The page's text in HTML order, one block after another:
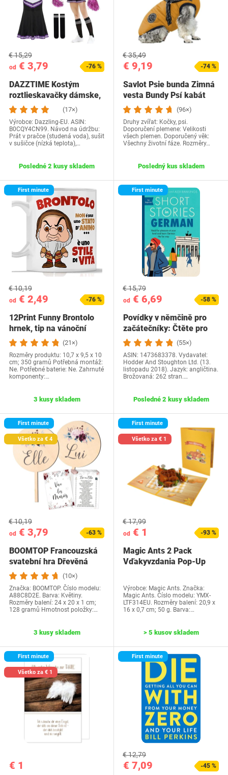
od € 3,79
€ 15,29
-76 %
DAZZTIME Kostým
roztlieskavačky dámske,
kostým…
(17×)
Výrobce: Dazzling-EU. ASIN:
B0CQY4CN99. Návod na údržbu:
Prát v pračce (studená voda), sušit
v sušičce (nízká teplota),…
Posledné 2 kusy skladem
€ 9,19
€ 35,49
-74 %
Savlot Psie bunda Zimná
vesta Bundy Psí kabát
Psí sveter…
(96×)
Druhy zvířat: Kočky, psi.
Doporučení plemene: Velikosti
všech plemen. Doporučený věk:
Všechny životní fáze. Rozměry…
Posledný kus skladem
First minute
od € 2,49
€ 10,19
-76 %
12Print Funny Brontolo
hrnek, tip na vánoční
dárek a…
(21×)
Rozměry produktu: 10,7 x 9,5 x 10
cm; 350 gramů Potřebná montáž:
Ne. Potřebné baterie: Ne. Zahrnuté
komponenty:…
3 kusy skladem
First minute
od € 6,69
€ 15,79
-58 %
Povídky v němčině pro
začátečníky: Čtěte pro
radost na své…(55×)
ASIN: 1473683378. Vydavatel:
Hodder And Stoughton Ltd. (13.
listopadu 2018). Jazyk: angličtina.
Brožovaná: 262 stran.…
Posledné 2 kusy skladem
First minute
Všetko za € 4
od € 3,79
€ 10,19
-63 %
BOOMTOP Francouzská
svatební hra Dřevěná
cedulka a kvízové…
(10×)
Značka: BOOMTOP. Číslo modelu:
A88C8D2E. Barva: Květiny.
Rozměry balení: 24 x 20 x 1 cm;
128 gramů Hmotnost položky:…
3 kusy skladem
First minute
Všetko za € 1
od € 1
€ 17,99
-93 %
Magic Ants 2 Pack
Vďakyvzdania Pop-Up
Výrobce: Magic Ants. Značka:
Magic Ants. Číslo modelu: YMX-
LTF314EU. Rozměry balení: 20,9 x
16 x 0,7 cm; 50 g. Barva:…
> 5 kusov skladem
First minute
Všetko za € 1
€ 1
First minute
€ 7,09
€ 12,79
-45 %